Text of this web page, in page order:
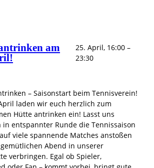
am
25. April, 16:00 –
23:30
– Saisonstart beim Tennisverein!
laden wir euch herzlich zum
Hütte antrinken ein! Lasst uns
in entspannter Runde die Tennissaison
viele spannende Matches anstoßen
Abend in unserer
verbringen. Egal ob Spieler,